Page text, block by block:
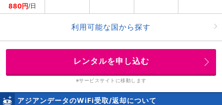
880円/日
利用可能な国から探す
レンタルを申し込む
※サービスサイトに移動します
アジアンデータのWiFi受取/返却について